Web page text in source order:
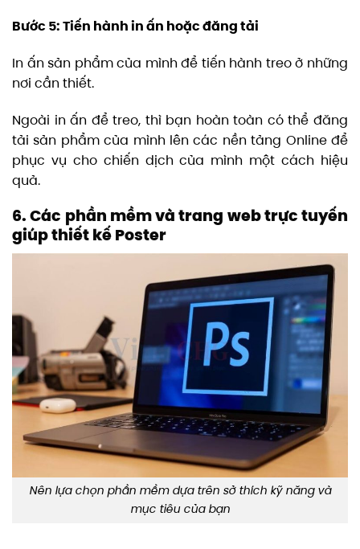
Bước 5: Tiến hành in ấn hoặc đăng tải
In ấn sản phẩm của mình để tiến hành treo ở những
nơi cần thiết.
Ngoài in ấn để treo, thì bạn hoàn toàn có thể đăng
tải sản phẩm của mình lên các nền tảng Online để
phục vụ cho chiến dịch của mình một cách hiệu
quả.
6. Các phần mềm và trang web trực tuyến
giúp thiết kế Poster
Nên lựa chọn phần mềm dựa trên sở thích kỹ năng và
mục tiêu của bạn